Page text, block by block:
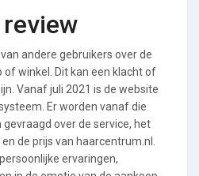
andere gebruikers over de
of winkel. Dit kan een klacht of
Vanaf juli 2021 is de website
Er worden vanaf die
over de service, het
de prijs van haarcentrum.nl.
ervaringen,